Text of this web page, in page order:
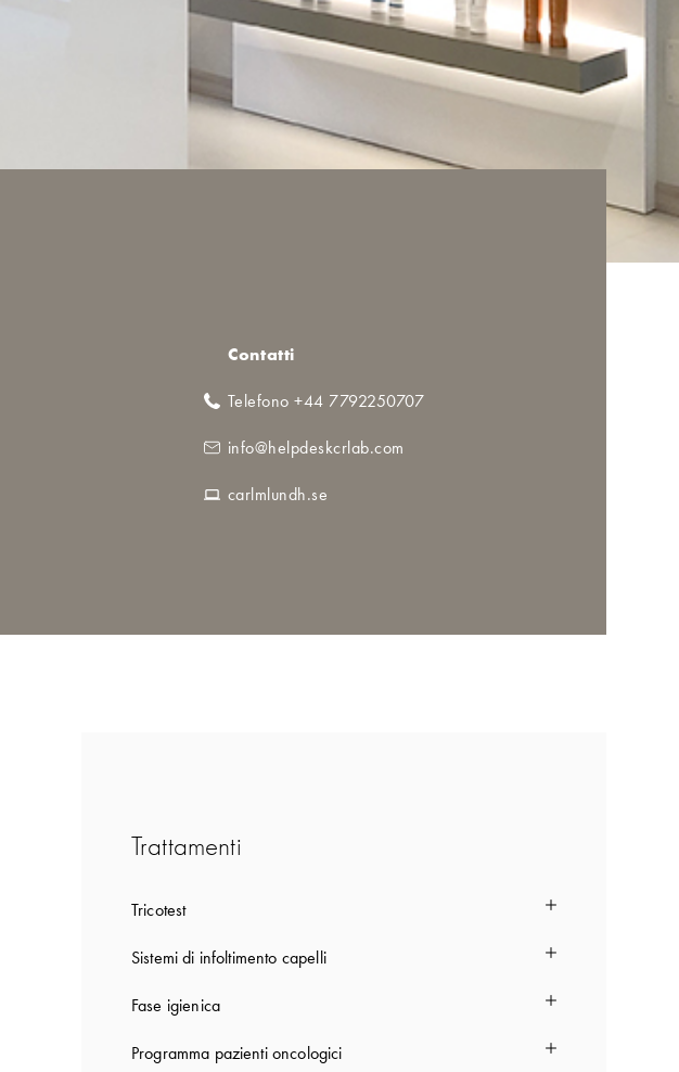
Contatti
Telefono +44 7792250707
info@helpdeskcrlab.com
carlmlundh.se
Trattamenti
Tricotest
Sistemi di infoltimento capelli
Fase igienica
Programma pazienti oncologici